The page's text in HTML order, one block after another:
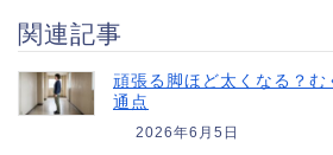
関連記事
頑張る脚ほど太くなる？
通点
2026年6月5日